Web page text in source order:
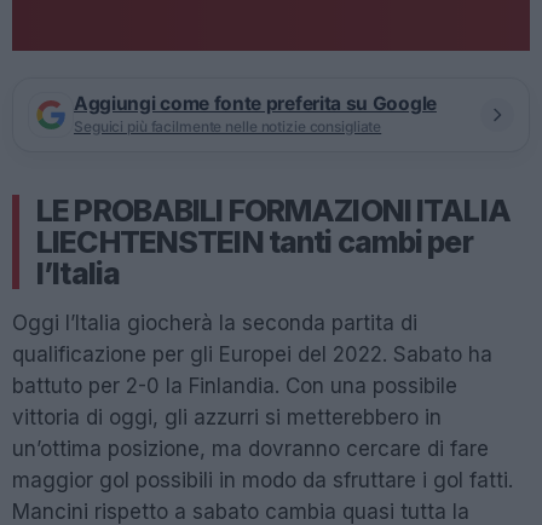
Aggiungi come fonte preferita su Google
Seguici più facilmente nelle notizie consigliate
LE PROBABILI FORMAZIONI ITALIA
LIECHTENSTEIN tanti cambi per
l’Italia
Oggi l’Italia giocherà la seconda partita di
qualificazione per gli Europei del 2022. Sabato ha
battuto per 2-0 la Finlandia. Con una possibile
vittoria di oggi, gli azzurri si metterebbero in
un’ottima posizione, ma dovranno cercare di fare
maggior gol possibili in modo da sfruttare i gol fatti.
Mancini rispetto a sabato cambia quasi tutta la